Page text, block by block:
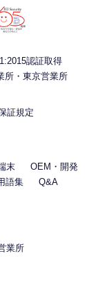
認証取得
所・東京営業所
証規定
末
OEM・開発
語集 Q&A
業所